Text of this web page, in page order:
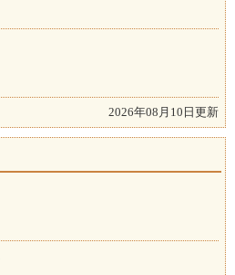
2026年08月10日更新